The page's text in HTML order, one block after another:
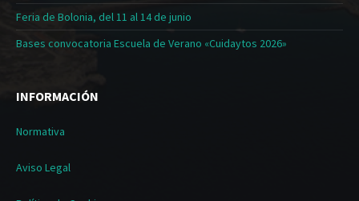
Feria de Bolonia, del 11 al 14 de junio
Bases convocatoria Escuela de Verano «Cuidaytos 2026»
INFORMACIÓN
Normativa
Aviso Legal